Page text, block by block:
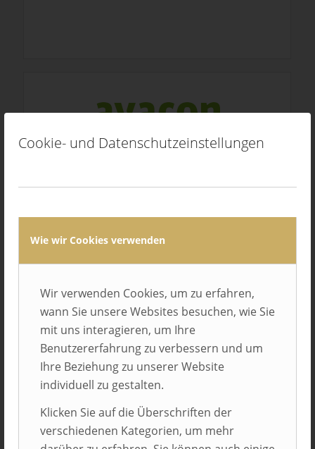
Cookie- und Datenschutzeinstellungen
Wie wir Cookies verwenden
Wir verwenden Cookies, um zu erfahren,
wann Sie unsere Websites besuchen, wie Sie
mit uns interagieren, um Ihre
Benutzererfahrung zu verbessern und um
Ihre Beziehung zu unserer Website
individuell zu gestalten.
Klicken Sie auf die Überschriften der
verschiedenen Kategorien, um mehr
Helmstedt
Balluff GmbH
Neuhausen auf den Fildern